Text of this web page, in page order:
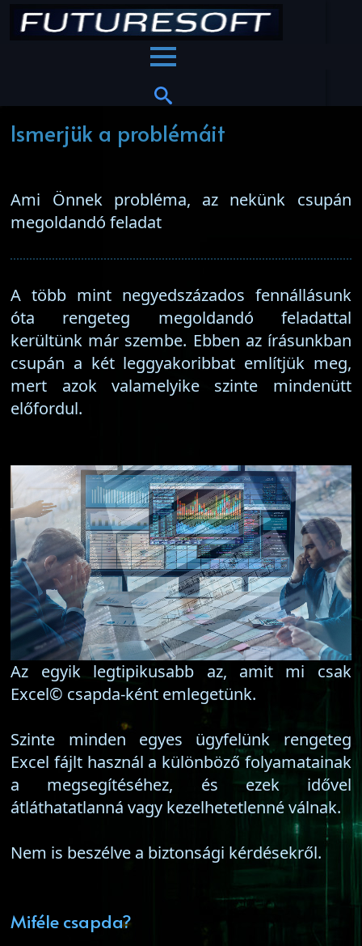
Ismerjük a problémáit
Ami Önnek probléma, az nekünk csupán
megoldandó feladat
A több mint negyedszázados fennállásunk
óta rengeteg megoldandó feladattal
kerültünk már szembe. Ebben az írásunkban
csupán a két leggyakoribbat említjük meg,
mert azok valamelyike szinte mindenütt
előfordul.
Az egyik legtipikusabb az, amit mi csak
Excel© csapda-ként emlegetünk.
Szinte minden egyes ügyfelünk rengeteg
Excel fájlt használ a különböző folyamatainak
a megsegítéséhez, és ezek idővel
átláthatatlanná vagy kezelhetetlenné válnak.
Nem is beszélve a biztonsági kérdésekről.
Miféle csapda?